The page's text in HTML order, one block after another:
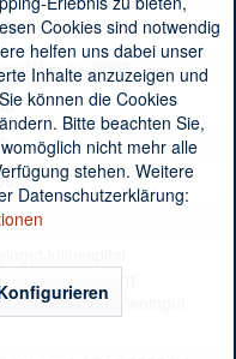
bis 2025
weingut
Cookies sind notwendig
helfen uns dabei unser
Inhalte anzuzeigen und
können die Cookies
Bitte beachten Sie,
nicht mehr alle
stehen. Weitere
Datenschutzerklärung: